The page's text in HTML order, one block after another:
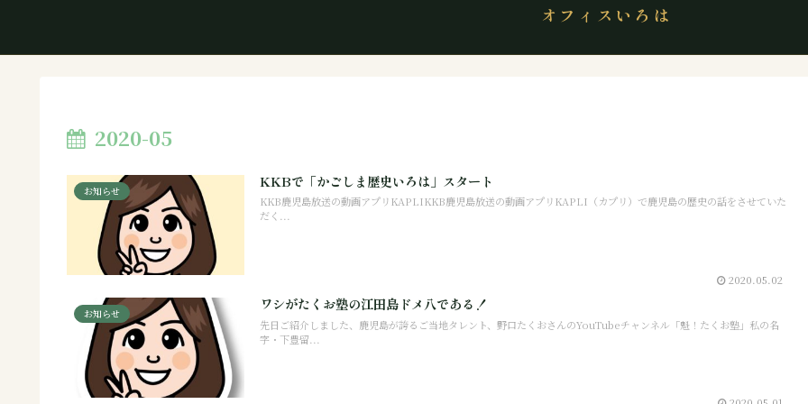
オフィスいろは
2020-05
お知らせ
KKBで「かごしま歴史いろは」スタート
KKB鹿児島放送の動画アプリKAPLIKKB鹿児島放送の動画アプリKAPLI（カプリ）で鹿児島の歴史の話をさせていた
だく...
2020.05.02
お知らせ
ワシがたくお塾の江田島ドメ八である！
先日ご紹介しました、鹿児島が誇るご当地タレント、野口たくおさんのYouTubeチャンネル「魁！たくお塾」私の名
字・下豊留...